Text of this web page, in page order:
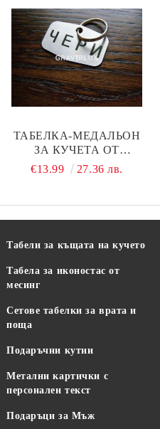
ТАБЕЛКА-МЕДАЛЬОН
ЗА КУЧЕТА ОТ
НЕРЪЖДАЕМА
€13.99 27.36 лв.
Табели за къщата на кучето
Табела за иконостас от
месинг
Сетове табелки за врата и
поща
Подаръчни кутии
Метални картички с
персонален текст
Подаръци за Мъж